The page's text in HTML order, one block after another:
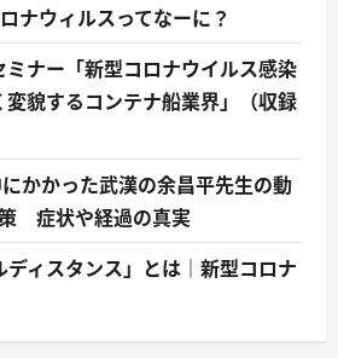
ナウィルスってなーに？
ミナー「新型コロナウイルス感染
貌するコンテナ船業界」（収録
にかかった武漢の余昌平先生の動
症状や経過の真実
ィスタンス」とは｜新型コロナ